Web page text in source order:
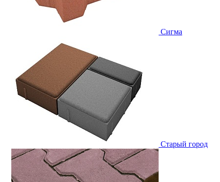
Сигма
Старый город